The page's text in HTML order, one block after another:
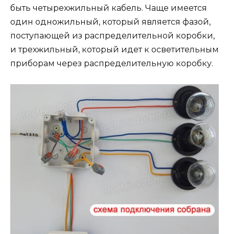
быть четырехжильный кабель. Чаще имеется
один одножильный, который является фазой,
поступающей из распределительной коробки,
и трехжильный, который идет к осветительным
приборам через распределительную коробку.